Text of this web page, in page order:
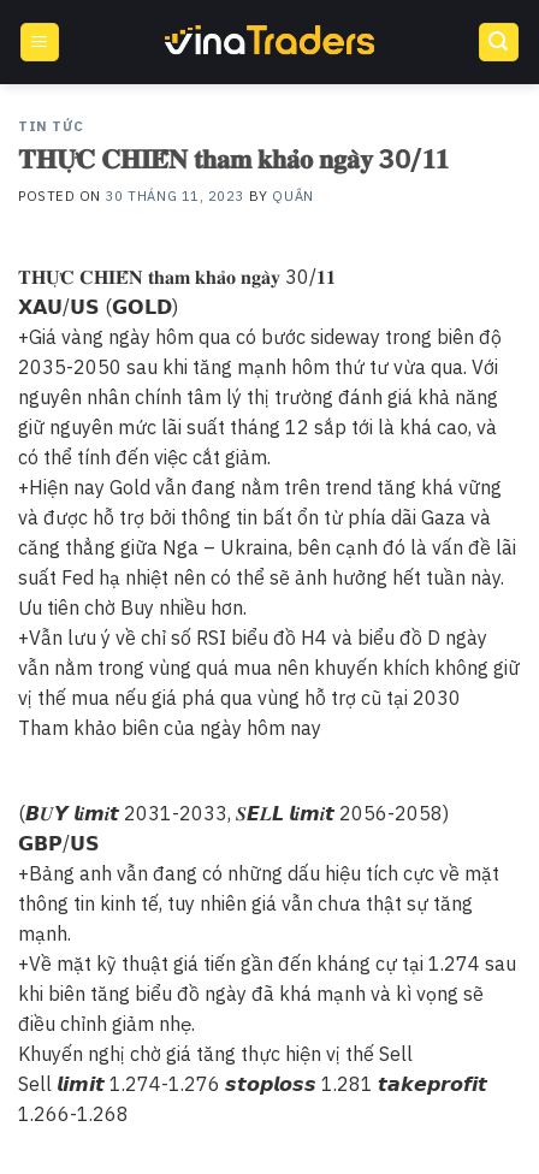
TIN TỨC
𝐓𝐇𝐔̛̣𝐂 𝐂𝐇𝐈𝐄̂́𝐍 𝐭𝐡𝐚𝐦 𝐤𝐡𝐚̉𝐨 𝐧𝐠𝐚̀𝐲 30/𝟏𝟏
POSTED ON 30 THÁNG 11, 2023 BY QUÂN
𝐓𝐇𝐔̛̣𝐂 𝐂𝐇𝐈𝐄̂́𝐍 𝐭𝐡𝐚𝐦 𝐤𝐡𝐚̉𝐨 𝐧𝐠𝐚̀𝐲 30/𝟏𝟏
𝗫𝗔𝗨/𝗨𝗦 (𝗚𝗢𝗟𝗗)
+Giá vàng ngày hôm qua có bước sideway trong biên độ
2035-2050 sau khi tăng mạnh hôm thứ tư vừa qua. Với
nguyên nhân chính tâm lý thị trường đánh giá khả năng
giữ nguyên mức lãi suất tháng 12 sắp tới là khá cao, và
có thể tính đến việc cắt giảm.
+Hiện nay Gold vẫn đang nằm trên trend tăng khá vững
và được hỗ trợ bởi thông tin bất ổn từ phía dãi Gaza và
căng thẳng giữa Nga – Ukraina, bên cạnh đó là vấn đề lãi
suất Fed hạ nhiệt nên có thể sẽ ảnh hưởng hết tuần này.
Ưu tiên chờ Buy nhiều hơn.
+Vẫn lưu ý về chỉ số RSI biểu đồ H4 và biểu đồ D ngày
vẫn nằm trong vùng quá mua nên khuyến khích không giữ
vị thế mua nếu giá phá qua vùng hỗ trợ cũ tại 2030
Tham khảo biên của ngày hôm nay
(𝘽𝑼𝙔 𝙡𝒊𝙢𝒊𝙩 2031-2033, 𝑺𝙀𝑳𝙇 𝙡𝒊𝙢𝒊𝙩 2056-2058)
𝗚𝗕𝗣/𝗨𝗦
+Bảng anh vẫn đang có những dấu hiệu tích cực về mặt
thông tin kinh tế, tuy nhiên giá vẫn chưa thật sự tăng
mạnh.
+Về mặt kỹ thuật giá tiến gần đến kháng cự tại 1.274 sau
khi biên tăng biểu đồ ngày đã khá mạnh và kì vọng sẽ
điều chỉnh giảm nhẹ.
Khuyến nghị chờ giá tăng thực hiện vị thế Sell
Sell 𝙡𝙞𝙢𝙞𝙩 1.274-1.276 𝙨𝙩𝙤𝙥𝙡𝙤𝙨𝙨 1.281 𝙩𝙖𝙠𝙚𝙥𝙧𝙤𝙛𝙞𝙩
1.266-1.268